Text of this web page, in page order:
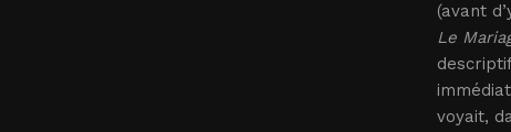
(avant
Le
voyait,